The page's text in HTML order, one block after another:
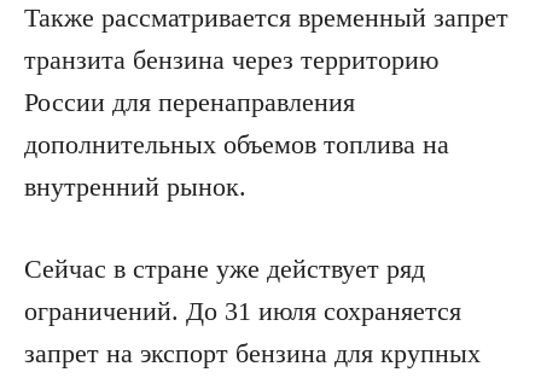
Также рассматривается временный запрет
транзита бензина через территорию
России для перенаправления
дополнительных объемов топлива на
внутренний рынок.
Сейчас в стране уже действует ряд
ограничений. До 31 июля сохраняется
запрет на экспорт бензина для крупных